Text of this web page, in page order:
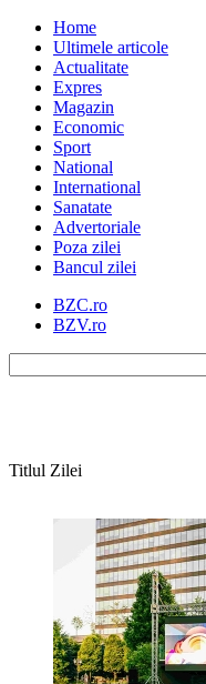
Home
Ultimele articole
Actualitate
Expres
Magazin
Economic
Sport
National
International
Sanatate
Advertoriale
Poza zilei
Bancul zilei
BZC.ro
BZV.ro
Titlul Zilei